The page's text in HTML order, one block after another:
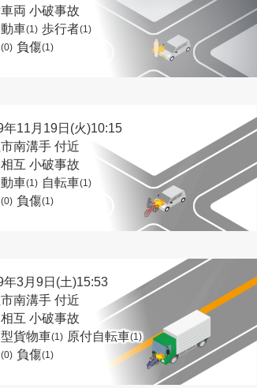
車両 小破事故
車(1) 歩行者(1)
(0) 負傷(1)
年11月19日(火)10:15
南溝手 付近
互 小破事故
車(1) 自転車(1)
(0) 負傷(1)
年3月9日(土)15:53
南溝手 付近
互 小破事故
貨物車(1) 原付自転車(1)
(0) 負傷(1)